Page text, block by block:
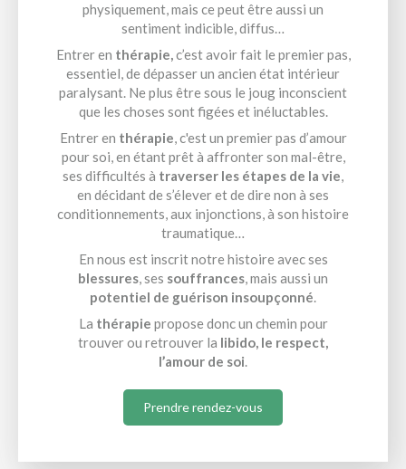
physiquement, mais ce peut être aussi un
sentiment indicible, diffus…
Entrer en thérapie,c’est avoir fait le premier pas,
essentiel, de dépasser un ancien état intérieur
paralysant. Ne plus être sous le joug inconscient
que les choses sont figées et inéluctables.
Entrer en thérapie, c'est un premier pas d’amour
pour soi, en étant prêt à affronter son mal-être,
ses difficultés à traverser les étapes de la vie,
en décidant de s’élever et de dire non à ses
conditionnements, aux injonctions, à son histoire
traumatique…
En nous est inscrit notre histoire avec ses
blessures, ses souffrances, mais aussi un
potentiel de guérison insoupçonné.
La thérapie propose donc un chemin pour
trouver ou retrouver la libido, le respect,
l’amour de soi.
Prendre rendez-vous